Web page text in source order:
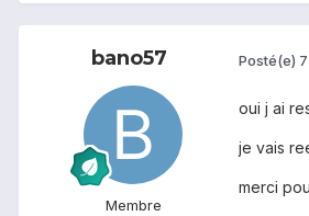
bano57
Membre
Posté(e)
oui j ai
je vais
merci